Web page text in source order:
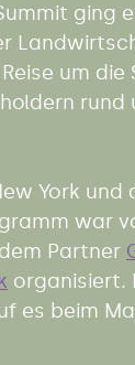
ging
um die
York und
war
Partner
organisiert.
es beim